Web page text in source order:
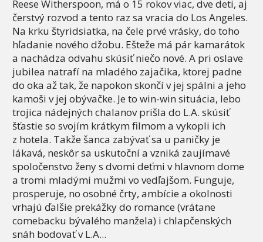
Reese Witherspoon, má o 15 rokov viac, dve deti, aj
čerstvý rozvod a tento raz sa vracia do Los Angeles.
Na krku štyridsiatka, na čele prvé vrásky, do toho
hľadanie nového džobu. Ešteže má pár kamarátok
a nachádza odvahu skúsiť niečo nové. A pri oslave
jubilea natrafí na mladého zajačika, ktorej padne
do oka až tak, že napokon skončí v jej spálni a jeho
kamoši v jej obývačke. Je to win-win situácia, lebo
trojica nádejných chalanov prišla do L.A. skúsiť
šťastie so svojím krátkym filmom a vykopli ich
z hotela. Takže šanca zabývať sa u paničky je
lákavá, neskôr sa uskutoční a vzniká zaujímavé
spoločenstvo ženy s dvomi deťmi v hlavnom dome
a tromi mladými mužmi vo vedľajšom. Funguje,
prosperuje, no osobné črty, ambície a okolnosti
vrhajú ďalšie prekážky do romance (vrátane
comebacku bývalého manžela) i chlapčenských
snáh bodovať v L.A...